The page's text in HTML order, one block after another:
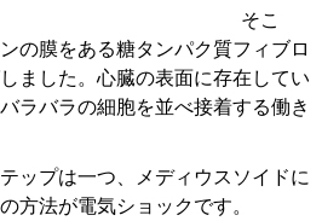
そこ
の膜をある糖タンパク質フィブロ
ました。心臓の表面に存在してい
ラバラの細胞を並べ接着する働き
ップは一つ、メディウスソイドに
方法が電気ショックです。